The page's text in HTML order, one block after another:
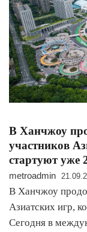
В Ханчжоу
участников
стартуют уже
metroadmin
В Ханчжоу
Азиатских игр,
Сегодня в